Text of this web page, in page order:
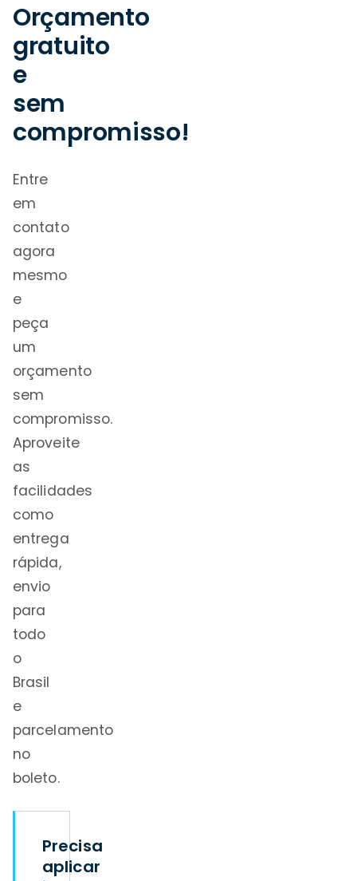
Orçamento
gratuito
e
sem
compromisso!
Entre
em
contato
agora
mesmo
e
peça
um
orçamento
sem
compromisso.
Aproveite
as
facilidades
como
entrega
rápida,
envio
para
todo
o
Brasil
e
parcelamento
no
boleto.
Precisa
aplicar